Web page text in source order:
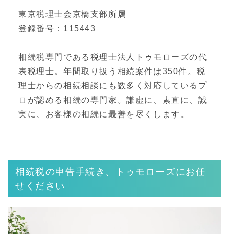
東京税理士会京橋支部所属
登録番号：115443
相続税専門である税理士法人トゥモローズの代
表税理士。年間取り扱う相続案件は350件。税
理士からの相続相談にも数多く対応しているプ
ロが認める相続の専門家。謙虚に、素直に、誠
実に、お客様の相続に最善を尽くします。
相続税の申告手続き、トゥモローズにお任
せください